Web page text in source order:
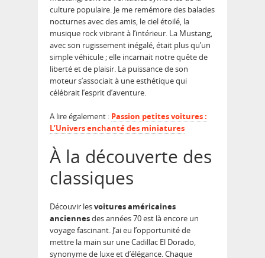
culture populaire. Je me remémore des balades
nocturnes avec des amis, le ciel étoilé, la
musique rock vibrant à l’intérieur. La Mustang,
avec son rugissement inégalé, était plus qu’un
simple véhicule ; elle incarnait notre quête de
liberté et de plaisir. La puissance de son
moteur s’associait à une esthétique qui
célébrait l’esprit d’aventure.
A lire également : Passion petites voitures :
L’Univers enchanté des miniatures
À la découverte des
classiques
Découvir lesvoitures américaines
anciennesdes années 70 est là encore un
voyage fascinant. J’ai eu l’opportunité de
mettre la main sur une Cadillac El Dorado,
synonyme de luxe et d’élégance. Chaque